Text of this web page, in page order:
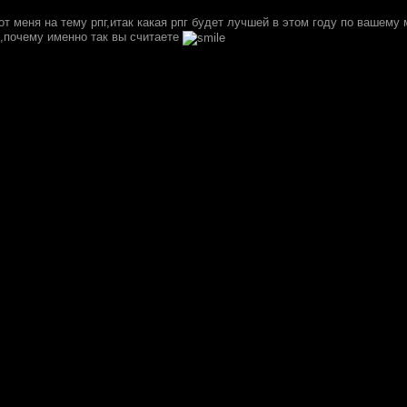
меня на тему рпг,итак какая рпг будет лучшей в этом году по вашему
именно так вы считаете